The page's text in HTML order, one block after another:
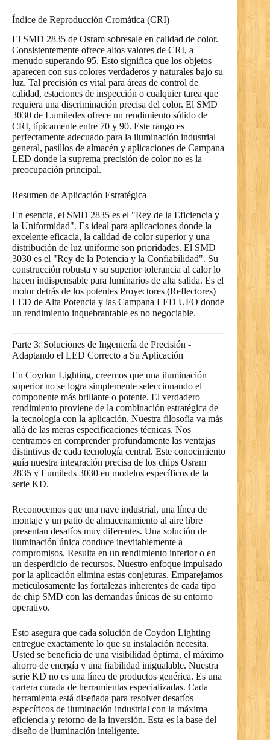
Índice de Reproducción Cromática (CRI)
El SMD 2835 de Osram sobresale en calidad de color.
Consistentemente ofrece altos valores de CRI, a
menudo superando 95. Esto significa que los objetos
aparecen con sus colores verdaderos y naturales bajo su
luz. Tal precisión es vital para áreas de control de
calidad, estaciones de inspección o cualquier tarea que
requiera una discriminación precisa del color. El SMD
3030 de Lumiledes ofrece un rendimiento sólido de
CRI, típicamente entre 70 y 90. Este rango es
perfectamente adecuado para la iluminación industrial
general, pasillos de almacén y aplicaciones de Campana
LED donde la suprema precisión de color no es la
preocupación principal.
Resumen de Aplicación Estratégica
En esencia, el SMD 2835 es el "Rey de la Eficiencia y
la Uniformidad". Es ideal para aplicaciones donde la
excelente eficacia, la calidad de color superior y una
distribución de luz uniforme son prioridades. El SMD
3030 es el "Rey de la Potencia y la Confiabilidad". Su
construcción robusta y su superior tolerancia al calor lo
hacen indispensable para luminarios de alta salida. Es el
motor detrás de los potentes Proyectores (Reflectores)
LED de Alta Potencia y las Campana LED UFO donde
un rendimiento inquebrantable es no negociable.
Parte 3: Soluciones de Ingeniería de Precisión -
Adaptando el LED Correcto a Su Aplicación
En Coydon Lighting, creemos que una iluminación
superior no se logra simplemente seleccionando el
componente más brillante o potente. El verdadero
rendimiento proviene de la combinación estratégica de
la tecnología con la aplicación. Nuestra filosofía va más
allá de las meras especificaciones técnicas. Nos
centramos en comprender profundamente las ventajas
distintivas de cada tecnología central. Este conocimiento
guía nuestra integración precisa de los chips Osram
2835 y Lumileds 3030 en modelos específicos de la
serie KD.
Reconocemos que una nave industrial, una línea de
montaje y un patio de almacenamiento al aire libre
presentan desafíos muy diferentes. Una solución de
iluminación única conduce inevitablemente a
compromisos. Resulta en un rendimiento inferior o en
un desperdicio de recursos. Nuestro enfoque impulsado
por la aplicación elimina estas conjeturas. Emparejamos
meticulosamente las fortalezas inherentes de cada tipo
de chip SMD con las demandas únicas de su entorno
operativo.
Esto asegura que cada solución de Coydon Lighting
entregue exactamente lo que su instalación necesita.
Usted se beneficia de una visibilidad óptima, el máximo
ahorro de energía y una fiabilidad inigualable. Nuestra
serie KD no es una línea de productos genérica. Es una
cartera curada de herramientas especializadas. Cada
herramienta está diseñada para resolver desafíos
específicos de iluminación industrial con la máxima
eficiencia y retorno de la inversión. Esta es la base del
diseño de iluminación inteligente.